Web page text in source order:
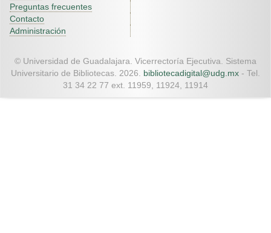
Preguntas frecuentes
Contacto
Administración
© Universidad de Guadalajara. Vicerrectoría Ejecutiva. Sistema
Universitario de Bibliotecas. 2026. bibliotecadigital@udg.mx - Tel.
31 34 22 77 ext. 11959, 11924, 11914